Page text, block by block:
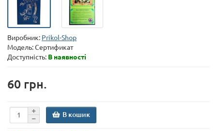
Виробник: Prikol-Shop
Модель:Сертификат
Доступність: В наявності
60 грн.
В кошик